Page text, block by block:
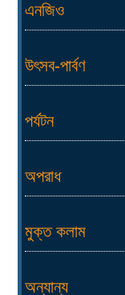
এনজিও
উৎসব-পার্বণ
পর্যটন
অপরাধ
মুক্ত কলাম
অন্যান্য